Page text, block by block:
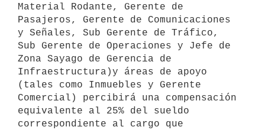
Material Rodante, Gerente de
Pasajeros, Gerente de Comunicaciones
y Señales, Sub Gerente de Tráfico,
Sub Gerente de Operaciones y Jefe de
Zona Sayago de Gerencia de
Infraestructura)y áreas de apoyo
(tales como Inmuebles y Gerente
Comercial) percibirá una compensación
equivalente al 25% del sueldo
correspondiente al cargo que